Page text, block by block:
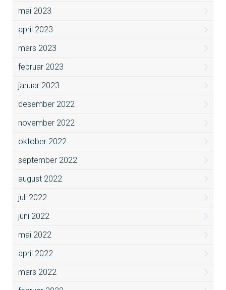
mai 2023
april 2023
mars 2023
februar 2023
januar 2023
desember 2022
november 2022
oktober 2022
september 2022
august 2022
juli 2022
juni 2022
mai 2022
april 2022
mars 2022